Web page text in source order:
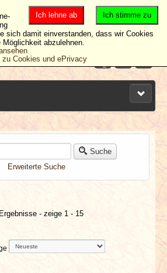
Suche
Erweiterte Suche
- zeige 1 - 15
Ich stimme zu
Ich lehne ab
sich damit einverstanden, dass wir Cookies
abzulehnen.
Cookies und ePrivacy